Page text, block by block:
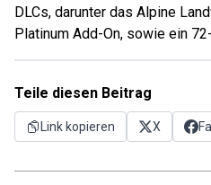
DLCs, darunter das Alpine
Platinum Add-On, sowie ein
Teile diesen Beitrag
Link kopieren X